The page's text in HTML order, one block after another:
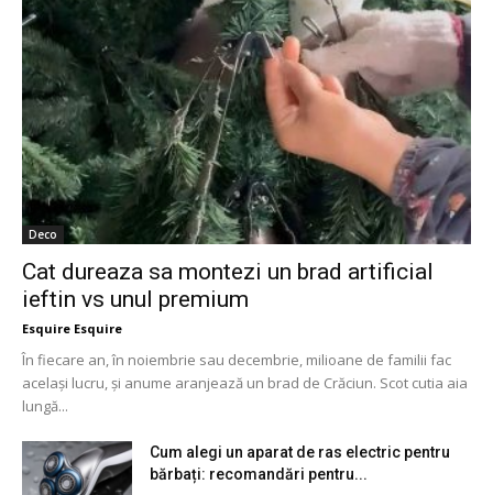
Deco
Cat dureaza sa montezi un brad artificial
ieftin vs unul premium
Esquire Esquire
În fiecare an, în noiembrie sau decembrie, milioane de familii fac
același lucru, și anume aranjează un brad de Crăciun. Scot cutia aia
lungă...
Cum alegi un aparat de ras electric pentru
bărbați: recomandări pentru...